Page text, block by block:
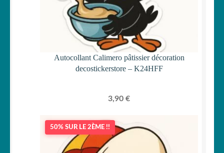
Autocollant Calimero pâtissier décoration
decostickerstore – K24HFF
3,90 €
50% SUR LE 2ÈME !!